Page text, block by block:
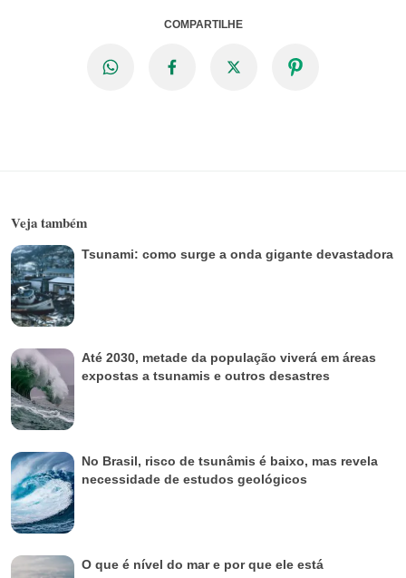
COMPARTILHE
Veja também
Tsunami: como surge a onda gigante devastadora
Até 2030, metade da população viverá em áreas
expostas a tsunamis e outros desastres
No Brasil, risco de tsunâmis é baixo, mas revela
necessidade de estudos geológicos
O que é nível do mar e por que ele está